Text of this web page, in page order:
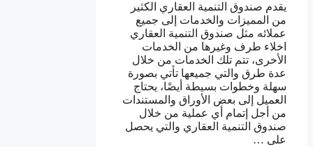
يقدم صندوق التنمية العقاري الكثير
من المميزات والخدمات إلى جميع
عملائه مثل صندوق التنمية العقاري
اخلاء طرف وغيرها من الخدمات
الأخرى، تتم تلك الخدمات من خلال
عدة طرق والتي جميعها تأتي بصورة
سهلة وخطوات بسيطة أيضًا، يحتاج
العميل إلى بعض الأوراق والمستندات
من أجل إتمام أي عملية من خلال
صندوق التنمية العقاري والتي يحصل
على …